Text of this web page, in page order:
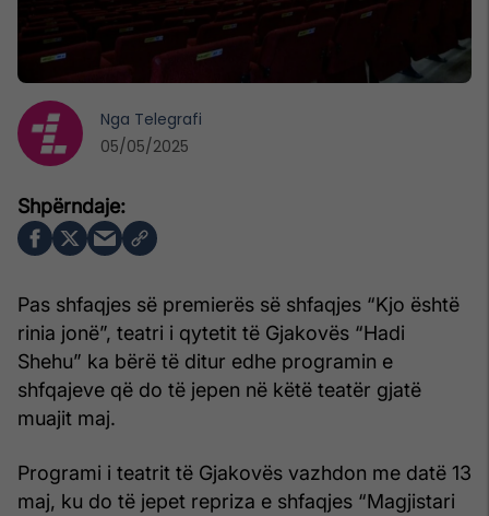
Pas shfaqjes së premierës së shfaqjes “Kjo është
rinia jonë”, teatri i qytetit të Gjakovës “Hadi
Shehu” ka bërë të ditur edhe programin e
shfqajeve që do të jepen në këtë teatër gjatë
muajit maj.
Programi i teatrit të Gjakovës vazhdon me datë 13
maj, ku do të jepet repriza e shfaqjes “Magjistari
Nga Telegrafi
05/05/2025